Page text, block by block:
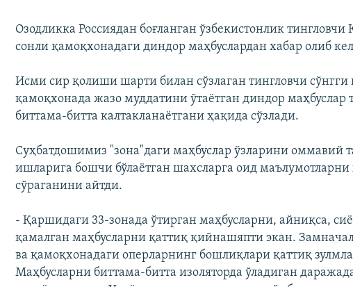
Озодликка Россиядан боғланган ўзбекистонлик
сонли қамоқхонадаги диндор маҳбуслардан хабар олиб
Исми сир қолиши шарти билан сўзлаган тингловчи сўнгги
қамоқхонада жазо муддатини ўтаётган диндор маҳбуслар
биттама-битта калтакланаётгани ҳақида сўзлади.
Суҳбатдошимиз "зона"даги маҳбуслар ўзларини оммавий
ишларига бошчи бўлаётган шахсларга оид
сўраганини айтди.
- Қаршидаги 33-зонада ўтирган маҳбусларни, айниқса,
қамалган маҳбусларни қаттиқ қийнашяпти экан.
ва қамоқхонадаги оперларнинг бошлиқлари қаттиқ
Маҳбусларни биттама-битта изоляторда ўладиган